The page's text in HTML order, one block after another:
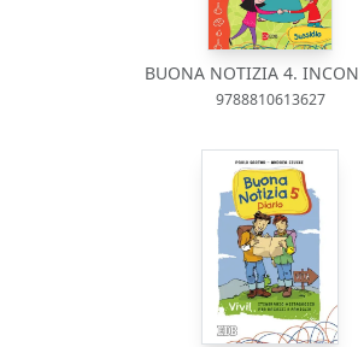
BUONA NOTIZIA 4.
9788810613627